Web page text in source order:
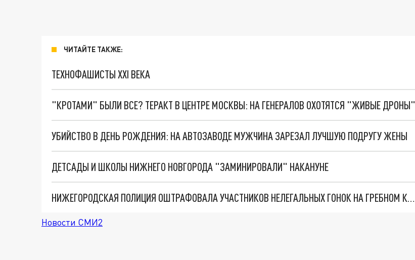
ЧИТАЙТЕ ТАКЖЕ:
ТЕХНОФАШИСТЫ XXI ВЕКА
"КРОТАМИ" БЫЛИ ВСЕ? ТЕРАКТ В ЦЕНТРЕ МОСКВЫ: НА ГЕНЕРАЛОВ ОХОТЯТСЯ "ЖИВЫЕ ДРОНЫ"
УБИЙСТВО В ДЕНЬ РОЖДЕНИЯ: НА АВТОЗАВОДЕ МУЖЧИНА ЗАРЕЗАЛ ЛУЧШУЮ ПОДРУГУ ЖЕНЫ
ДЕТСАДЫ И ШКОЛЫ НИЖНЕГО НОВГОРОДА "ЗАМИНИРОВАЛИ" НАКАНУНЕ
НИЖЕГОРОДСКАЯ ПОЛИЦИЯ ОШТРАФОВАЛА УЧАСТНИКОВ НЕЛЕГАЛЬНЫХ ГОНОК НА ГРЕБНОМ КАНАЛЕ НА 17 500 РУБЛЕЙ
Новости СМИ2